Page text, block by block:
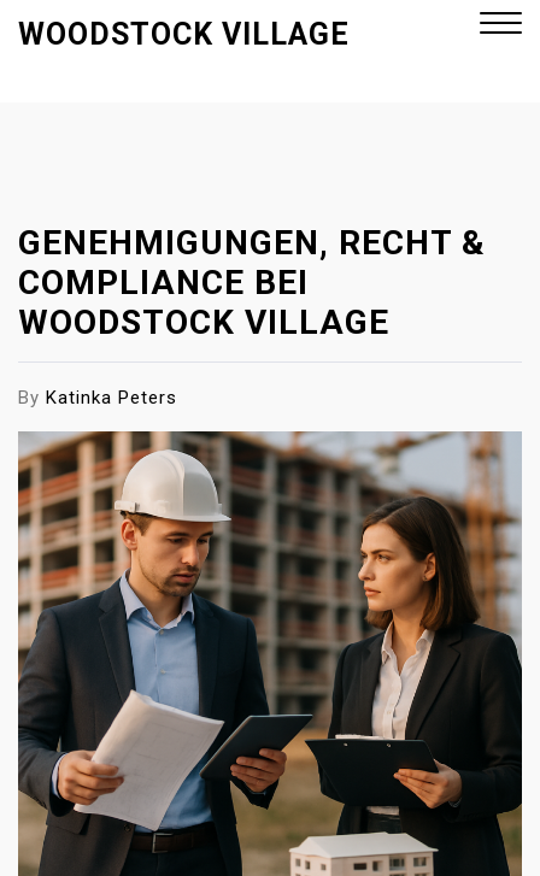
WOODSTOCK VILLAGE
GENEHMIGUNGEN, RECHT &
COMPLIANCE BEI
WOODSTOCK VILLAGE
By Katinka Peters